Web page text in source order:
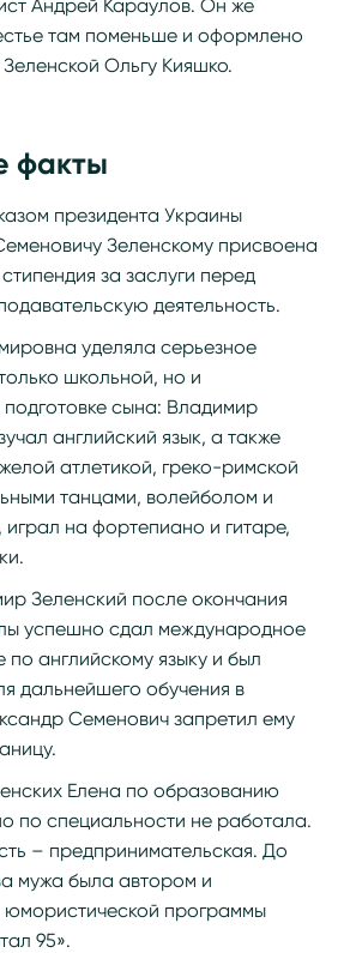
Андрей Караулов. Он же
там поменьше и оформлено
Ольгу Кияшко.
факты
президента Украины
Зеленскому присвоена
за заслуги перед
деятельность.
уделяла серьезное
школьной, но и
сына: Владимир
английский язык, а также
атлетикой, греко-римской
танцами, волейболом и
играл на фортепиано и гитаре,
Зеленский после окончания
успешно сдал международное
по английскому языку и был
дальнейшего обучения в
Семенович запретил ему
Елена по образованию
по специальности не работала.
– предпринимательская. До
мужа была автором и
программы
95».